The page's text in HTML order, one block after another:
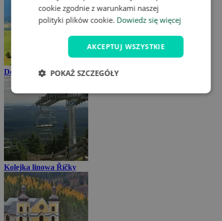
Dolne Morawy
Kolejka linowa Říčky
cookie zgodnie z warunkami naszej
polityki plików cookie. Dowiedz się więcej
AKCEPTUJ WSZYSTKIE
POKAŻ SZCZEGÓŁY